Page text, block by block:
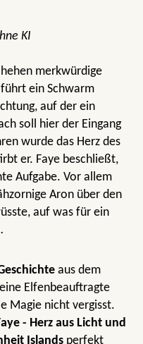
KI
merkwürdige
ein Schwarm
auf der ein
soll hier der Eingang
wurde das Herz des
er. Faye beschließt,
Aufgabe. Vor allem
Aron über den
auf was für ein
aus dem
Elfenbeauftragte
Magie nicht vergisst.
- Herz aus Licht und
Islands perfekt